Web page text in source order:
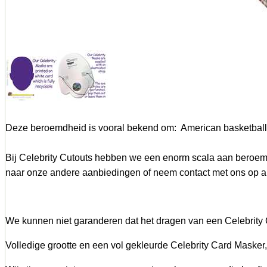
Deze beroemdheid is vooral bekend om: American
Bij Celebrity Cutouts hebben we een enorm scala aan
naar onze andere aanbiedingen of neem contact met ons op
We kunnen niet garanderen dat het dragen van een
Volledige grootte en een vol gekleurde Celebrity Card